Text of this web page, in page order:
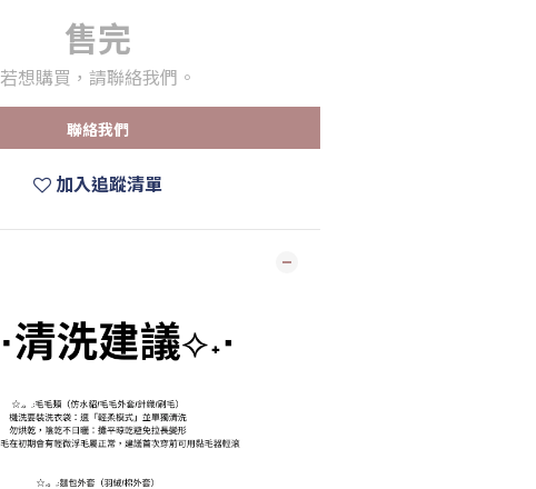
售完
若想購買，請聯絡我們。
聯絡我們
加入追蹤清單